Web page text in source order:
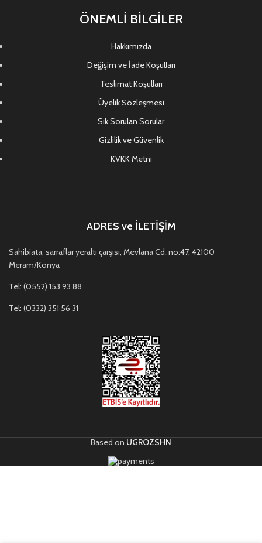
ÖNEMLİ BİLGİLER
Hakkımızda
Değişim ve İade Koşulları
Teslimat Koşulları
Üyelik Sözleşmesi
Sık Sorulan Sorular
Gizlilik ve Güvenlik
KVKK Metni
ADRES ve İLETİŞİM
Sahibiata, sarraflar yeraltı çarşısı, Mevlana Cd. no:47, 42100
Meram/Konya
Tel: (0552) 153 93 88
Tel: (0332) 351 56 31
Based on UGROZSHN